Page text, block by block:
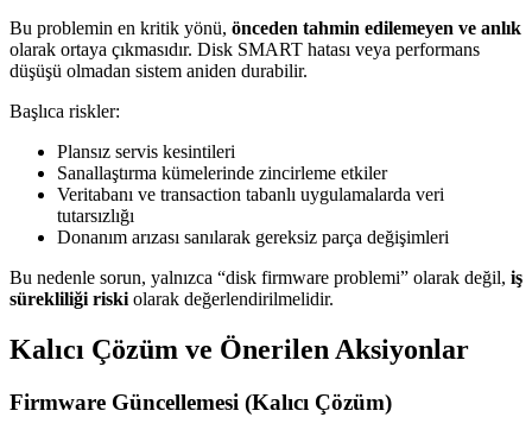
Bu problemin en kritik yönü, önceden tahmin edilemeyen ve anlık
olarak ortaya çıkmasıdır. Disk SMART hatası veya performans
düşüşü olmadan sistem aniden durabilir.
Başlıca riskler:
Plansız servis kesintileri
Sanallaştırma kümelerinde zincirleme etkiler
Veritabanı ve transaction tabanlı uygulamalarda veri
tutarsızlığı
Donanım arızası sanılarak gereksiz parça değişimleri
Bu nedenle sorun, yalnızca “disk firmware problemi” olarak değil, iş
sürekliliği riski olarak değerlendirilmelidir.
Kalıcı Çözüm ve Önerilen Aksiyonlar
Firmware Güncellemesi (Kalıcı Çözüm)